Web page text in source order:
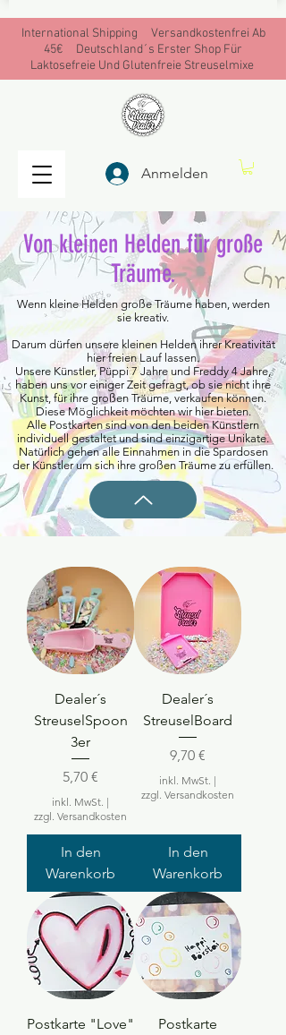
Anmelden
International Shipping Versandkostenfrei Ab
45€ Deutschland´s Erster Shop Für
Laktosefreie Und Glutenfreie Streuselmixe
Von kleinen Helden für große
Träume.
Wenn kleine Helden große Träume haben, werden
sie kreativ.
Darum dürfen unsere kleinen Helden ihrer Kreativität
hier freien Lauf lassen.
Unsere Künstler, Püppi 7 Jahre und Freddy 4 Jahre,
haben uns vor einiger Zeit gefragt, ob sie nicht ihre
Kunst, für ihre großen Träume, verkaufen können.
Diese Möglichkeit möchten wir hier bieten.
Alle Postkarten sind von den beiden Künstlern
individuell gestaltet und sind einzigartige Unikate.
Natürlich gehen alle Einnahmen in die Spardosen
der Künstler um sich ihre großen Träume zu erfüllen.
Dealer´s
StreuselSpoon
3er
Preis
5,70 €
inkl. MwSt. |
zzgl. Versandkosten
In den
Warenkorb
Dealer´s
StreuselBoard
Preis
9,70 €
inkl. MwSt. |
zzgl. Versandkosten
In den
Warenkorb
Postkarte "Love"
Postkarte